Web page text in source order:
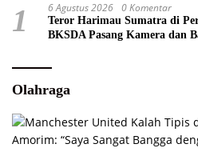
1 6 Agustus 2026 0 Komentar
Teror Harimau Sumatra di
BKSDA Pasang Kamera dan
Olahraga